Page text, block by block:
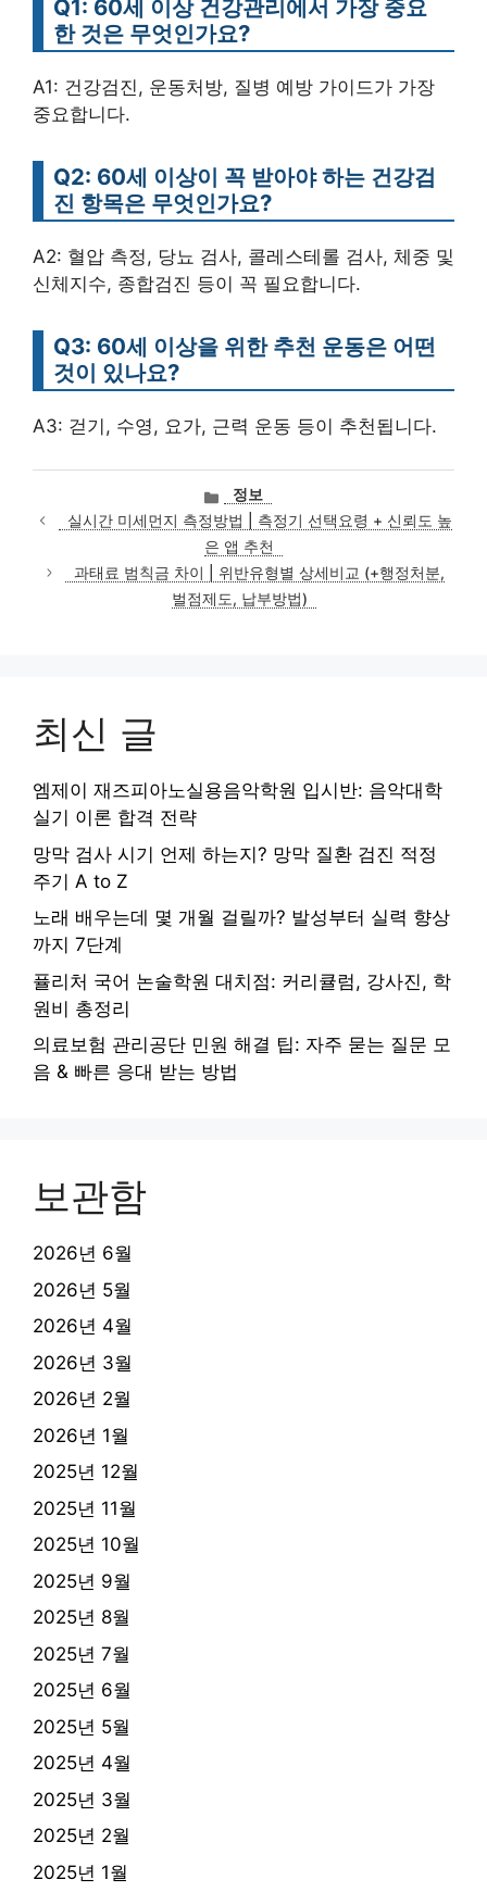
Q1: 60세 이상 건강관리에서 가장 중요
한 것은 무엇인가요?
A1: 건강검진, 운동처방, 질병 예방 가이드가 가장
중요합니다.
Q2: 60세 이상이 꼭 받아야 하는 건강검
진 항목은 무엇인가요?
A2: 혈압 측정, 당뇨 검사, 콜레스테롤 검사, 체중 및
신체지수, 종합검진 등이 꼭 필요합니다.
Q3: 60세 이상을 위한 추천 운동은 어떤
것이 있나요?
A3: 걷기, 수영, 요가, 근력 운동 등이 추천됩니다.
카
테
고
리
정보
실시간 미세먼지 측정방법 | 측정기 선택요령 + 신뢰도 높
은 앱 추천
과태료 범칙금 차이 | 위반유형별 상세비교 (+행정처분,
벌점제도, 납부방법)
최신 글
엠제이 재즈피아노실용음악학원 입시반: 음악대학
실기 이론 합격 전략
망막 검사 시기 언제 하는지? 망막 질환 검진 적정
주기 A to Z
노래 배우는데 몇 개월 걸릴까? 발성부터 실력 향상
까지 7단계
퓰리처 국어 논술학원 대치점: 커리큘럼, 강사진, 학
원비 총정리
의료보험 관리공단 민원 해결 팁: 자주 묻는 질문 모
음 & 빠른 응대 받는 방법
보관함
2026년 6월
2026년 5월
2026년 4월
2026년 3월
2026년 2월
2026년 1월
2025년 12월
2025년 11월
2025년 10월
2025년 9월
2025년 8월
2025년 7월
2025년 6월
2025년 5월
2025년 4월
2025년 3월
2025년 2월
2025년 1월